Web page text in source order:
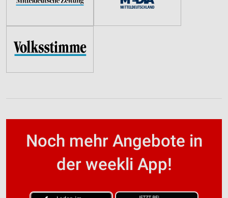
Noch mehr Angebote in
der weekli App!